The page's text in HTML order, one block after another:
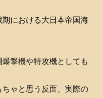
における大日本帝国海
撃機や特攻機としても
ゃと思う反面、実際の